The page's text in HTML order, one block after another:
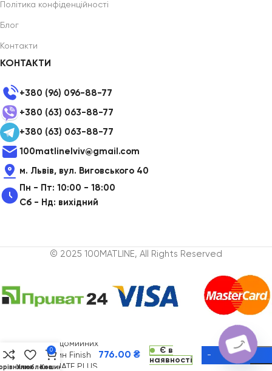
Політика конфіденційності
Блог
Контакти
КОНТАКТИ
+380 (96) 096-88-77
+380 (63) 063-88-77
+380 (63) 063-88-77
100matlinelviv@gmail.com
м. Львів, вул. Виговського 40
Пн - Пт: 10:00 - 18:00
Сб - Нд: вихідний
© 2025 100MATLINE, All Rights Reserved
посудомийних
машин Finish
ULTIMATE PLUS
776.00 ₴
Є в
наявності
Alternative:
Улюблене
0
Кошик